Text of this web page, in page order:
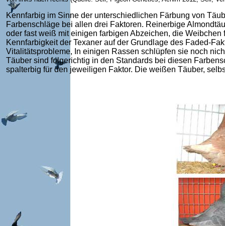
Kennfarbig im Sinne der unterschiedlichen Färbung von
Farbenschläge bei allen drei Faktoren. Reinerbige
oder fast weiß mit einigen farbigen Abzeichen, die
Kennfarbigkeit der Texaner auf der Grundlage des Faded-
Vitalitätsprobleme, In einigen Rassen schlüpfen sie noch
Täuber sind folgerichtig in den Standards bei diesen
spalterbig für den jeweiligen Faktor. Die weißen Täuber,